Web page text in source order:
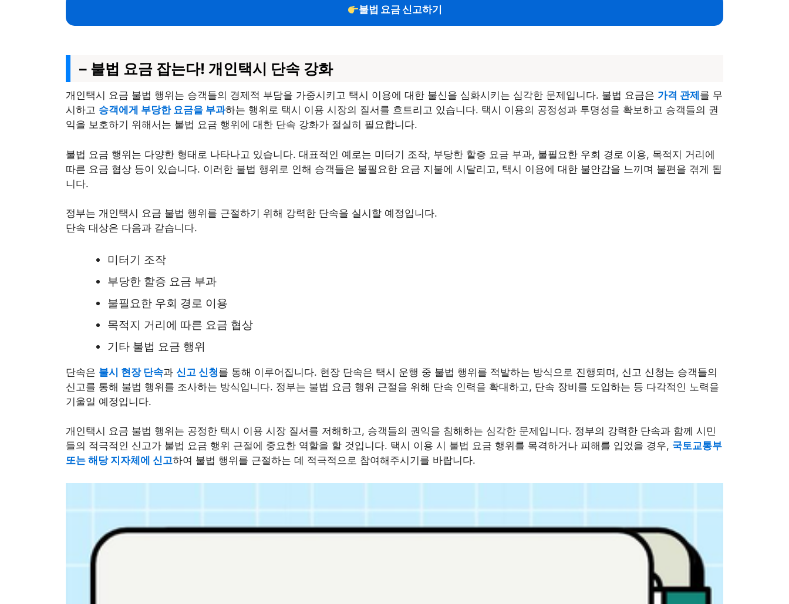
불법 요금 신고하기
– 불법 요금 잡는다! 개인택시 단속 강화
개인택시 요금 불법 행위는 승객들의 경제적 부담을 가중시키고 택시 이용에 대한 불신을 심화시키는 심각한 문제입니다. 불법 요금은 가격 관제 를 무
시하고 승객에게 부당한 요금을 부과하는 행위로 택시 이용 시장의 질서를 흐트리고 있습니다. 택시 이용의 공정성과 투명성을 확보하고 승객들의 권
익을 보호하기 위해서는 불법 요금 행위에 대한 단속 강화가 절실히 필요합니다.
불법 요금 행위는 다양한 형태로 나타나고 있습니다. 대표적인 예로는 미터기 조작, 부당한 할증 요금 부과, 불필요한 우회 경로 이용, 목적지 거리에
따른 요금 협상 등이 있습니다. 이러한 불법 행위로 인해 승객들은 불필요한 요금 지불에 시달리고, 택시 이용에 대한 불안감을 느끼며 불편을 겪게 됩
니다.
정부는 개인택시 요금 불법 행위를 근절하기 위해 강력한 단속을 실시할 예정입니다.
단속 대상은 다음과 같습니다.
미터기 조작
부당한 할증 요금 부과
불필요한 우회 경로 이용
목적지 거리에 따른 요금 협상
기타 불법 요금 행위
단속은 불시 현장 단속과 신고 신청를 통해 이루어집니다. 현장 단속은 택시 운행 중 불법 행위를 적발하는 방식으로 진행되며, 신고 신청는 승객들의
신고를 통해 불법 행위를 조사하는 방식입니다. 정부는 불법 요금 행위 근절을 위해 단속 인력을 확대하고, 단속 장비를 도입하는 등 다각적인 노력을
기울일 예정입니다.
개인택시 요금 불법 행위는 공정한 택시 이용 시장 질서를 저해하고, 승객들의 권익을 침해하는 심각한 문제입니다. 정부의 강력한 단속과 함께 시민
들의 적극적인 신고가 불법 요금 행위 근절에 중요한 역할을 할 것입니다. 택시 이용 시 불법 요금 행위를 목격하거나 피해를 입었을 경우, 국토교통부
또는 해당 지자체에 신고하여 불법 행위를 근절하는 데 적극적으로 참여해주시기를 바랍니다.